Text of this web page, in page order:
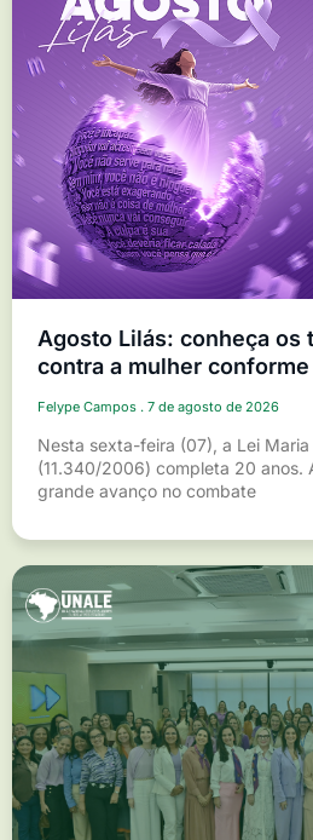
Agosto Lilás: conheça os
contra a mulher
Felype Campos 7 de agosto de 2026
Nesta sexta-feira (07), a Lei Maria
(11.340/2006) completa 20 anos.
grande avanço no combate